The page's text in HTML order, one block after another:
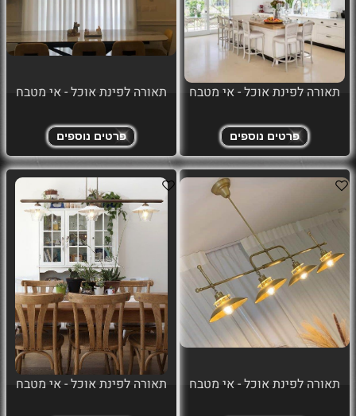
תאורה לפינת אוכל - אי מטבח
פרטים נוספים
תאורה לפינת אוכל - אי מטבח
פרטים נוספים
תאורה לפינת אוכל - אי מטבח תאורה לפינת אוכל - אי מטבח